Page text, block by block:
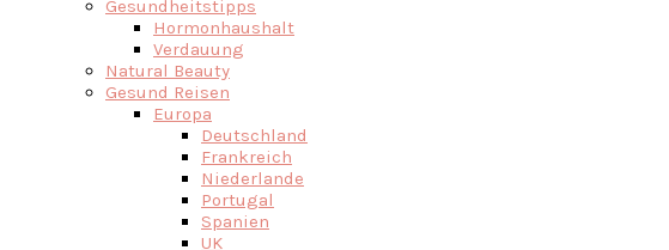
Gesundheitstipps
Hormonhaushalt
Verdauung
Natural Beauty
Gesund Reisen
Europa
Deutschland
Frankreich
Niederlande
Portugal
Spanien
UK